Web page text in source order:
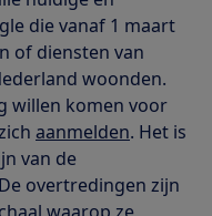
die vanaf 1 maart
of diensten van
woonden.
willen komen voor
aanmelden. Het is
van de
overtredingen zijn